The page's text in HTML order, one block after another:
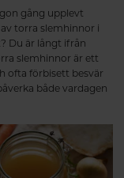
annan vävnad i
kollagen upp
Därför ger
användning under
bäst
Sammanfattning
verkar genom
naturliga
De första
tar upp
och påbörjar
gång upplevt
torra slemhinnor i
Du är långt ifrån
slemhinnor är ett
ofta förbisett besvär
både vardagen
vanliga vid
förändringar – som
eller amning.